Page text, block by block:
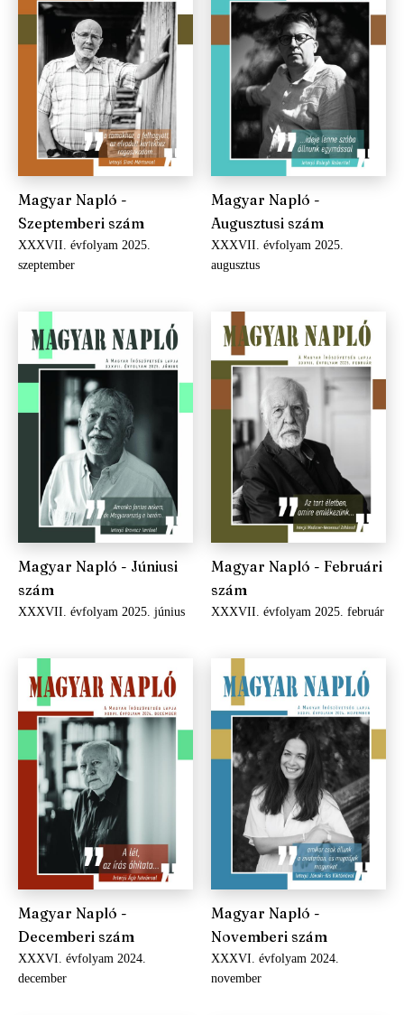
Magyar Napló -
Szeptemberi szám
XXXVII. évfolyam 2025.
szeptember
Magyar Napló -
Augusztusi szám
XXXVII. évfolyam 2025.
augusztus
Magyar Napló - Júniusi
szám
XXXVII. évfolyam 2025. június
Magyar Napló - Februári
szám
XXXVII. évfolyam 2025. február
Magyar Napló -
Decemberi szám
XXXVI. évfolyam 2024.
december
Magyar Napló -
Novemberi szám
XXXVI. évfolyam 2024.
november